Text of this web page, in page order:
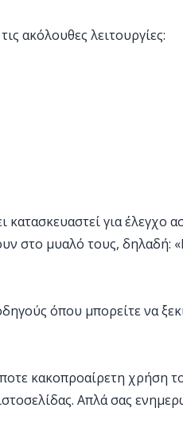
ακόλουθες λειτουργίες:
για έλεγχο
στο μυαλό τους,
όπου μπορείτε να
κακοπροαίρετη χρήση
Απλά σας